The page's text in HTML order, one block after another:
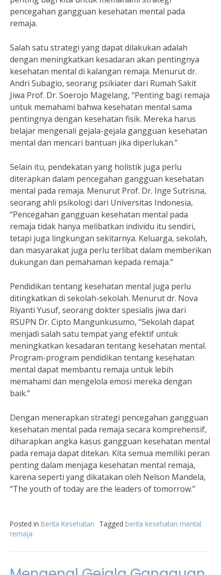
pencegahan gangguan kesehatan mental pada
remaja.
Salah satu strategi yang dapat dilakukan adalah
dengan meningkatkan kesadaran akan pentingnya
kesehatan mental di kalangan remaja. Menurut dr.
Andri Subagio, seorang psikiater dari Rumah Sakit
Jiwa Prof. Dr. Soerojo Magelang, “Penting bagi remaja
untuk memahami bahwa kesehatan mental sama
pentingnya dengan kesehatan fisik. Mereka harus
belajar mengenali gejala-gejala gangguan kesehatan
mental dan mencari bantuan jika diperlukan.”
Selain itu, pendekatan yang holistik juga perlu
diterapkan dalam pencegahan gangguan kesehatan
mental pada remaja. Menurut Prof. Dr. Inge Sutrisna,
seorang ahli psikologi dari Universitas Indonesia,
“Pencegahan gangguan kesehatan mental pada
remaja tidak hanya melibatkan individu itu sendiri,
tetapi juga lingkungan sekitarnya. Keluarga, sekolah,
dan masyarakat juga perlu terlibat dalam memberikan
dukungan dan pemahaman kepada remaja.”
Pendidikan tentang kesehatan mental juga perlu
ditingkatkan di sekolah-sekolah. Menurut dr. Nova
Riyanti Yusuf, seorang dokter spesialis jiwa dari
RSUPN Dr. Cipto Mangunkusumo, “Sekolah dapat
menjadi salah satu tempat yang efektif untuk
meningkatkan kesadaran tentang kesehatan mental.
Program-program pendidikan tentang kesehatan
mental dapat membantu remaja untuk lebih
memahami dan mengelola emosi mereka dengan
baik.”
Dengan menerapkan strategi pencegahan gangguan
kesehatan mental pada remaja secara komprehensif,
diharapkan angka kasus gangguan kesehatan mental
pada remaja dapat ditekan. Kita semua memiliki peran
penting dalam menjaga kesehatan mental remaja,
karena seperti yang dikatakan oleh Nelson Mandela,
“The youth of today are the leaders of tomorrow.”
Posted in Berita Kesehatan Tagged berita kesehatan mental
remaja